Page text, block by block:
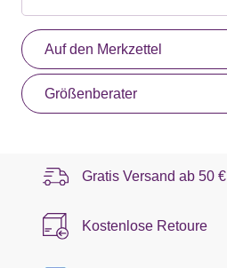
Auf den Merkzettel
Größenberater
Gratis Versand ab 50 €
Kostenlose Retoure